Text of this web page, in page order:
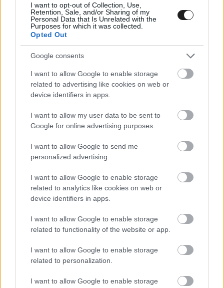
I want to opt-out of Collection, Use,
Retention, Sale, and/or Sharing of my
Personal Data that Is Unrelated with the
Purposes for which it was collected.
Opted Out
Google consents
I want to allow Google to enable storage
related to advertising like cookies on web or
device identifiers in apps.
I want to allow my user data to be sent to
Google for online advertising purposes.
I want to allow Google to send me
personalized advertising.
I want to allow Google to enable storage
related to analytics like cookies on web or
device identifiers in apps.
I want to allow Google to enable storage
related to functionality of the website or app.
I want to allow Google to enable storage
related to personalization.
I want to allow Google to enable storage
Megtekintés az X-en
Féltávnál a Lowes ikertestvérek között is történt
egy helycsere, ezzel pedig Sam az ötödik, míg
Alex a hatodik helyen tanyázott. Mögöttük
BMW új párosa Tarran Mackenzie-t próbálta
mind Montella, mind Baldassarri megnyugtató
előny birtokában motorozhatott. Eközben